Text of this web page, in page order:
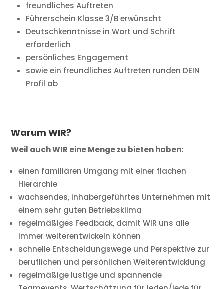
freundliches Auftreten
Führerschein Klasse 3/B erwünscht
Deutschkenntnisse in Wort und Schrift
erforderlich
persönliches Engagement
sowie ein freundliches Auftreten runden DEIN
Profil ab
Warum WIR?
Weil auch WIR eine Menge zu bieten haben:
einen familiären Umgang mit einer flachen
Hierarchie
wachsendes, inhabergeführtes Unternehmen mit
einem sehr guten Betriebsklima
regelmäßiges Feedback, damit WIR uns alle
immer weiterentwickeln können
schnelle Entscheidungswege und Perspektive zur
beruflichen und persönlichen Weiterentwicklung
regelmäßige lustige und spannende